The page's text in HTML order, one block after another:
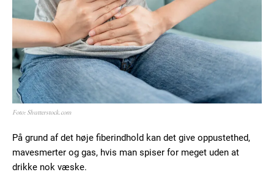
Foto: Shutterstock.com
På grund af det høje fiberindhold kan det give oppustethed,
mavesmerter og gas, hvis man spiser for meget uden at
drikke nok væske.